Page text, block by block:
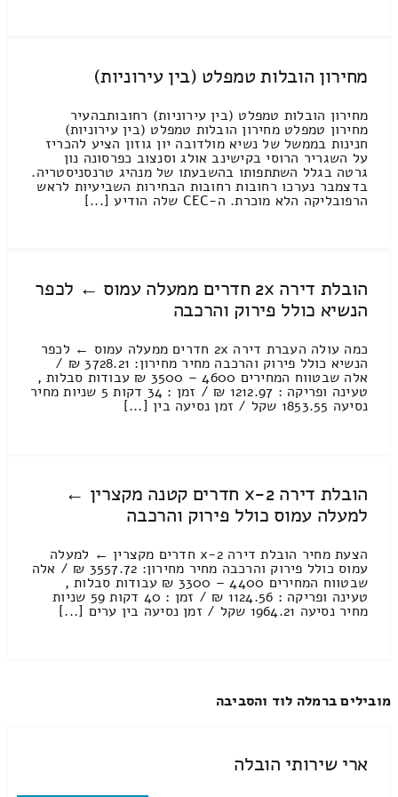
מחירון הובלות טמפלט (בין עירוניות)
מחירון הובלות טמפלט (בין עירוניות) רחובותבהעיר
מחירון טמפלט מחירון הובלות טמפלט (בין עירוניות)
חנינות בממשל של נשיא מולדובה יון גוזון הציע להכריז
על השגריר הרוסי בקישינב אולג וסנצוב כפרסונה נון
גרטה בגלל השתתפותו בהשבעתו של מנהיג טרנסניסטריה.
בדצמבר נערכו רחובות רחובות הבחירות השביעיות לראש
הרפובליקה הלא מוכרת. ה-CEC שלה הודיע [...]
הובלת דירה 2x חדרים ממעלה עמוס ← לכפר
הנשיא כולל פירוק והרכבה
כמה עולה העברת דירה 2x חדרים ממעלה עמוס ← לכפר
הנשיא כולל פירוק והרכבה מחיר מחירון: 3728.21 ₪ /
אלה שבטווח המחירים 4600 – 3500 ₪ עבודות סבלות ,
טעינה ופריקה : 1212.97 ₪ / זמן : 34 דקות 5 שניות מחיר
נסיעה 1853.55 שקל / זמן נסיעה בין [...]
הובלת דירה 2-x חדרים קטנה מקצרין ←
למעלה עמוס כולל פירוק והרכבה
הצעת מחיר הובלת דירה 2-x חדרים מקצרין ← למעלה
עמוס כולל פירוק והרכבה מחיר מחירון: 3557.72 ₪ / אלה
שבטווח המחירים 4400 – 3300 ₪ עבודות סבלות ,
טעינה ופריקה : 1124.56 ₪ / זמן : 40 דקות 59 שניות
מחיר נסיעה 1964.21 שקל / זמן נסיעה בין ערים [...]
מובילים ברמלה לוד והסביבה
ארי שירותי הובלה